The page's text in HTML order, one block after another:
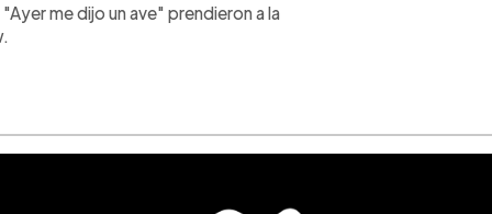
me dijo un ave" prendieron a la